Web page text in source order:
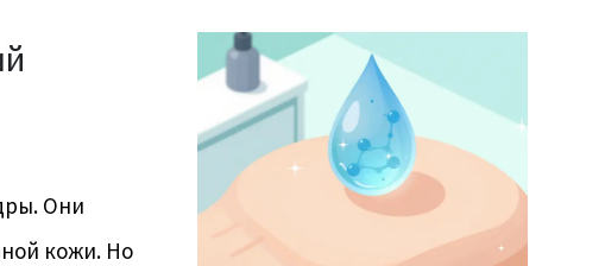
Они
кожи. Но